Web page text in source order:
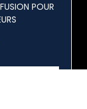
POUR